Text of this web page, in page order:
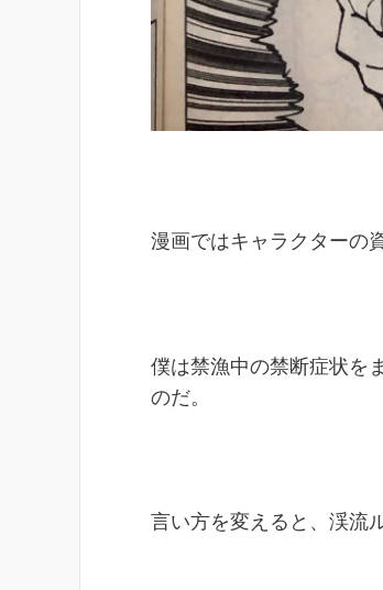
漫画ではキャラクターの
僕は禁漁中の禁断症状を
のだ。
言い方を変えると、渓流